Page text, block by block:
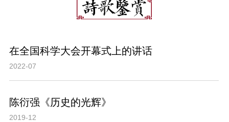
在全国科学大会开幕式上的讲话
2022-07
陈衍强《历史的光辉》
2019-12